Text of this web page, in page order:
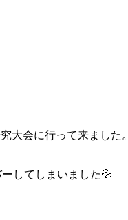
大会に行って来ました。
してしまいました💦